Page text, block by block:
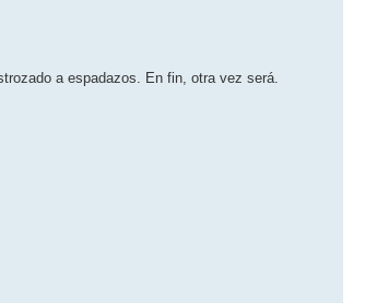
a espadazos. En fin, otra vez será.